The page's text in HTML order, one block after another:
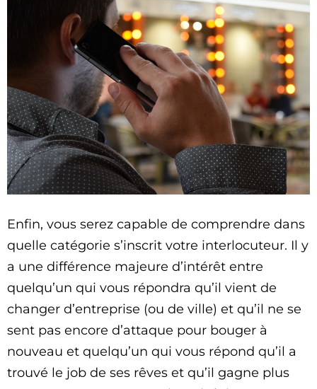
Enfin, vous serez capable de comprendre dans
quelle catégorie s’inscrit votre interlocuteur. Il y
a une différence majeure d’intérêt entre
quelqu’un qui vous répondra qu’il vient de
changer d’entreprise (ou de ville) et qu’il ne se
sent pas encore d’attaque pour bouger à
nouveau et quelqu’un qui vous répond qu’il a
trouvé le job de ses rêves et qu’il gagne plus